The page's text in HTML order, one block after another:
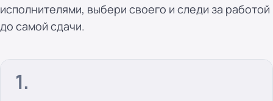
исполнителями, выбери своего и следи за работой
до самой сдачи.